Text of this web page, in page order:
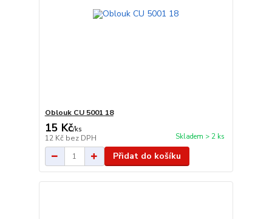
Oblouk CU 5001 18
15 Kč/ks
12 Kč bez DPH Skladem > 2 ks
Přidat do košíku